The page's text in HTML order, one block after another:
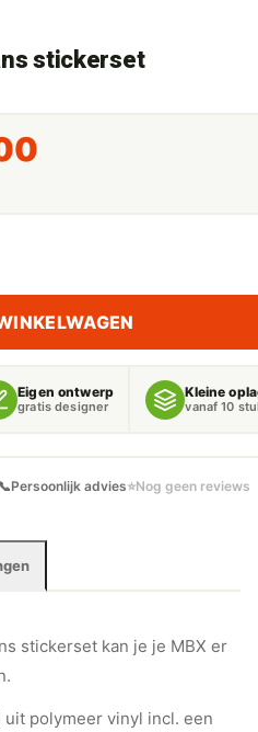
stickerset
Eigen ontwerp
gratis designer
Kleine
vanaf 10
📞Persoonlijk advies⭐Nog geen reviews
stickerset kan je je MBX er
polymeer vinyl incl. een